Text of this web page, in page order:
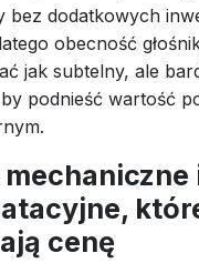
bez dodatkowych
obecność
jak subtelny, ale
podnieść wartość
cenę